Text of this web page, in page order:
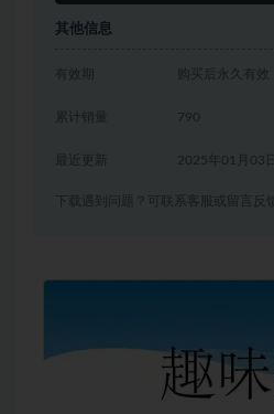
其他信息
有效期 购买后永久有效
累计销量 790
2025年01月03日
下载遇到问题？可联系客服或留言反馈